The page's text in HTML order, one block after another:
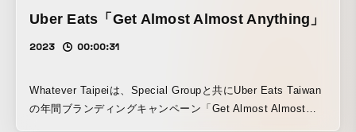
Uber Eats「Get Almost Almost Anything」
2023 00:00:31
Whatever Taipeiは、Special Groupと共にUber Eats Taiwan
の年間ブランディングキャンペーン「Get Almost Almost